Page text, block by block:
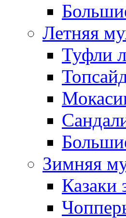
Летняя
Туфли
Зимняя
Казаки